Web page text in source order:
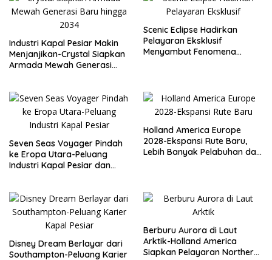
Industri Kapal Pesiar Makin
Menjanjikan-Crystal Siapkan
Armada Mewah Generasi
Scenic Eclipse Hadirkan
Pelayaran Eksklusif
Menyambut Fenomena
Seven Seas Voyager Pindah
ke Eropa Utara-Peluang
Industri Kapal Pesiar dan
Holland America Europe
2028-Ekspansi Rute Baru,
Lebih Banyak Pelabuhan dan
Disney Dream Berlayar dari
Southampton-Peluang Karier
Berburu Aurora di Laut
Arktik-Holland America
Siapkan Pelayaran Northern